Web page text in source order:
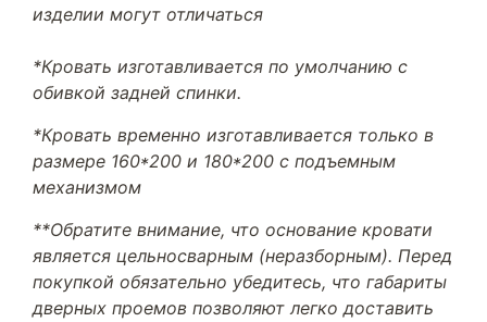
изделии могут отличаться
*Кровать изготавливается по умолчанию с
обивкой задней спинки.
*Кровать временно изготавливается только в
размере 160*200 и 180*200 с подъемным
механизмом
**Обратите внимание, что основание кровати
является цельносварным (неразборным). Перед
покупкой обязательно убедитесь, что габариты
дверных проемов позволяют легко доставить